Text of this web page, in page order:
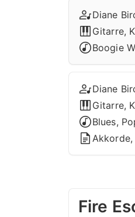
Diane
Gitarre,
Boogie
Diane
Gitarre,
Blues,
Akkorde,
Fire